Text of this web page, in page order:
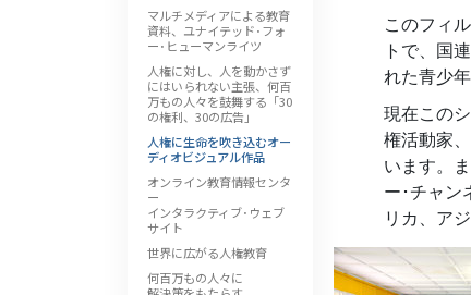
このフィ
トで、国
れた青少
現在この
権活動家
います。
ー･チャン
リカ、ア
マルチメディアによる教育
資料、ユナイテッド･フォ
ー･ヒューマンライツ
人権に対し、人を動かさず
にはいられない主張、何百
万もの人々を鼓舞する「30
の権利、30の広告」
人権に生命を吹き込むオー
ディオビジュアル作品
オンライン教育情報センタ
ー
インタラクティブ･ウェブ
サイト
世界に広がる人権教育
何百万もの人々に